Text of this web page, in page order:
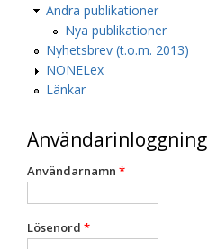
Andra publikationer
Nya publikationer
Nyhetsbrev (t.o.m. 2013)
NONELex
Länkar
Användarinloggning
Användarnamn *
Lösenord *